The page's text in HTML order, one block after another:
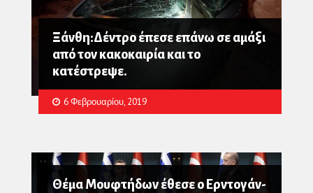
Ξάνθη:Δέντρο έπεσε επάνω σε αμάξι
από τον κακοκαιρία και το
κατέστρεψε.
6 Φεβρουαρίου, 2019
Θέμα Μουφτήδων έθεσε ο Ερντογάν-